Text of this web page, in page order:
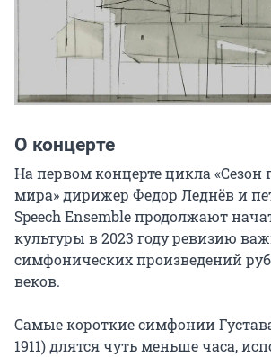
О концерте
На первом концерте цикла «Сезон
мира» дирижер Федор Леднёв и
Speech Ensemble продолжают
культуры в 2023 году ревизию
симфонических произведений
веков.
Самые короткие симфонии
1911) длятся чуть меньше часа,